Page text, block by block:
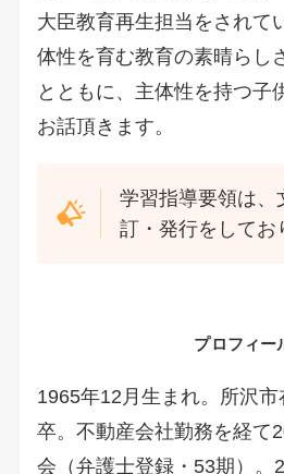
大臣教育再生担当をされて
体性を育む教育の素晴らし
とともに、主体性を持つ子
お話頂きます。
学習指導要領は、
訂・発行をしてお
プロフィー
1965年12月生まれ。所沢
卒。不動産会社勤務を経て
会（弁護士登録・53期）。